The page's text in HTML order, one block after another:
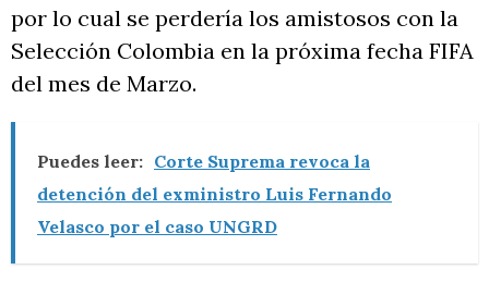
por lo cual se perdería los amistosos con la
Selección Colombia en la próxima fecha FIFA
del mes de Marzo.
Puedes leer: Corte Suprema revoca la
detención del exministro Luis Fernando
Velasco por el caso UNGRD